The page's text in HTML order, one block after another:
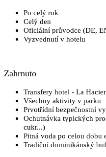
Po celý rok
Celý den
Oficiální průvodce (DE,
Vyzvednutí v hotelu
Zahrnuto
Transfery hotel - La
Všechny aktivity v parku
Prvotřídní bezpečnostní
Ochutnávka typických
cukr...)
Pitná voda po celou dobu
Tradiční dominikánský